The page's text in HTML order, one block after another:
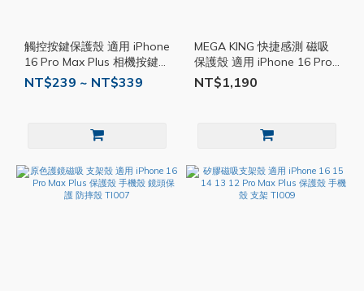
觸控按鍵保護殼 適用 iPhone
16 Pro Max Plus 相機按鍵
MagSafe 透明殼 手機殼
TI030
NT$239 ~ NT$339
MEGA KING 快捷感測 磁吸
保護殼 適用 iPhone 16 Pro
Max Plus 透明殼 防摔殼
SN133
NT$1,190